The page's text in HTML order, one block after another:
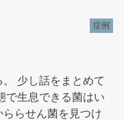
症例
少し話をまとめて
で生息できる菌はい
らせん菌を見つけ